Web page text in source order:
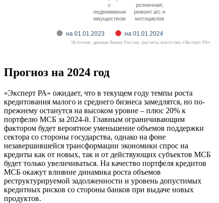
на 01.01.2023 на 01.01.2024
с
недвижимым
имуществом
розничная;
ремонт а/с и
мотоциклов
Источник: данные Банка России, расчеты агентства «Эксперт РА»
Прогноз на 2024 год
«Эксперт РА» ожидает, что в текущем году темпы роста
кредитования малого и среднего бизнеса замедлятся, но по-
прежнему останутся на высоком уровне – плюс 20% к
портфелю МСБ за 2024-й. Главным ограничивающим
фактором будет вероятное уменьшение объемов поддержки
сектора со стороны государства, однако на фоне
незавершившейся трансформации экономики спрос на
кредиты как от новых, так и от действующих субъектов МСБ
будет только увеличиваться. На качество портфеля кредитов
МСБ окажут влияние динамика роста объемов
реструктурируемой задолженности и уровень допустимых
кредитных рисков со стороны банков при выдаче новых
продуктов.